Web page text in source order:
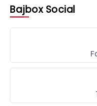
Bajbox Social